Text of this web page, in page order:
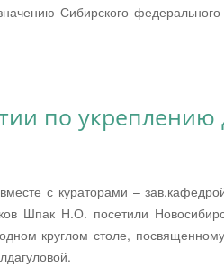
Сибирского федерального
по укреплению
с кураторами –
Шпак Н.О. посетили
круглом столе,